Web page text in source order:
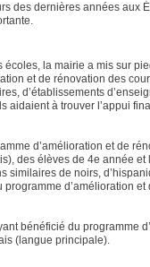
des dernières années aux
la mairie a mis sur
et de rénovation des
d’établissements
aidaient à trouver l’appui
d’amélioration et de
des élèves de 4e année et
similaires de noirs,
d’amélioration et
bénéficié du programme
(langue principale).